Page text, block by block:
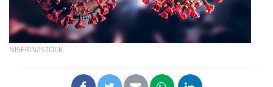
NISERIN/ISTOCK